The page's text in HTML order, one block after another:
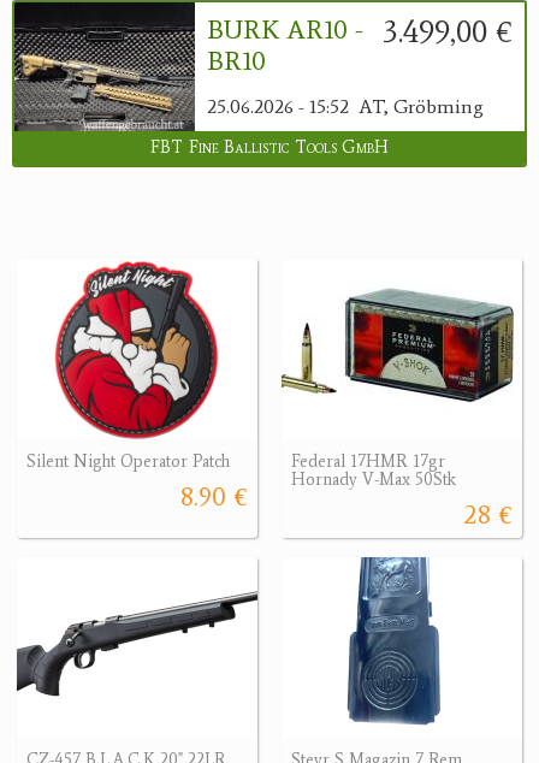
3.499,00 €
BURK AR10 -
BR10
25.06.2026 - 15:52 AT, Gröbming
FBT Fine Ballistic Tools GmbH
Silent Night Operator Patch
8.90 €
Federal 17HMR 17gr
Hornady V-Max 50Stk
28 €